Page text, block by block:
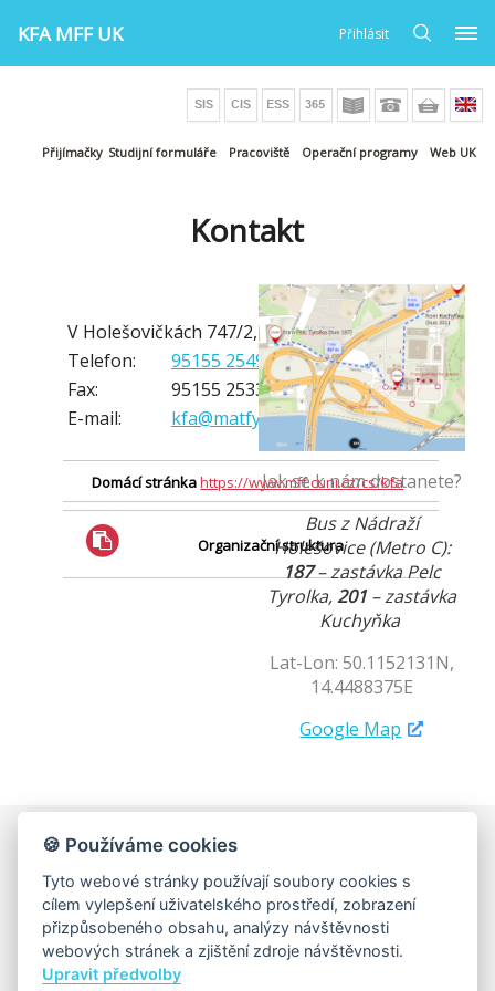
KFA MFF UK Přihlásit
Přijímačky Studijní formuláře Pracoviště Operační programy Web UK
Kontakt
V Holešovičkách 747/2, 180 00 Praha 8
Telefon:
95155 2549
Fax:
95155 2533
E-mail:
kfa@matfyz.cuni.cz
Domácí stránkahttps://www.mff.cuni.cz/cs/kfa
Organizační struktura
Jak se k nám dostanete?
Bus z Nádraží
Holešovice (Metro C):
187– zastávka Pelc
Tyrolka,201 – zastávka
Kuchyňka
Lat-Lon: 50.1152131N,
14.4488375E
Google Map
Univerzita Karlova, Matematicko-fyzikální fakulta
Katedra fyziky atmosféry
V Holešovičkách 747/2, 180 00 Praha 8
IČ: 00216208, DIČ: CZ00216208
Matfyz.cz |Matfyz Alumni
🍪 Používáme cookies
Tyto webové stránky používají soubory cookies s
cílem vylepšení uživatelského prostředí, zobrazení
přizpůsobeného obsahu, analýzy návštěvnosti
webových stránek a zjištění zdroje návštěvnosti.
Upravit předvolby